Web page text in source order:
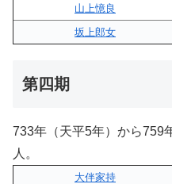
山上憶良
坂上郎女
第四期
733年（天平5年）から759
人。
大伴家持